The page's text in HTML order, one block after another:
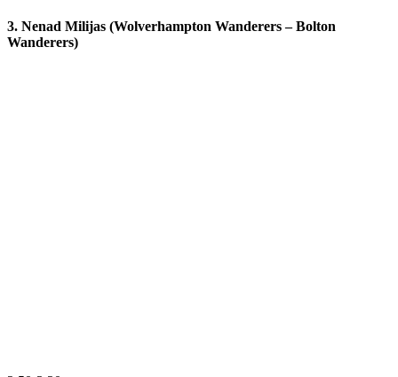
3. Nenad Milijas (Wolverhampton Wanderers – Bolton
Wanderers)